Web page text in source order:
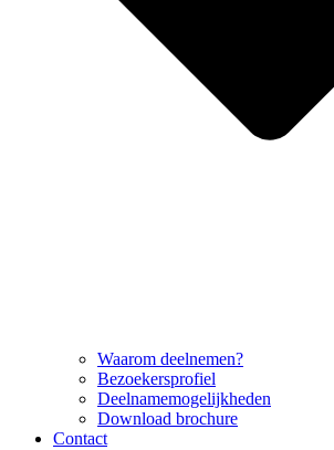
Waarom deelnemen?
Bezoekersprofiel
Deelnamemogelijkheden
Download brochure
Contact